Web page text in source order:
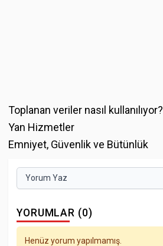
Toplanan veriler nasıl kullanılıyor?
Yan Hizmetler
Emniyet, Güvenlik ve Bütünlük
Yorum Yaz
YORUMLAR (0)
Henüz yorum yapılmamış.